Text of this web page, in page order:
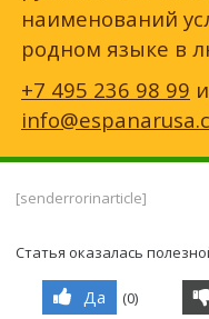
наименований
родном языке в
+7 495 236 98 99
[senderrorinarticle]
Статья оказалась
Да (0)